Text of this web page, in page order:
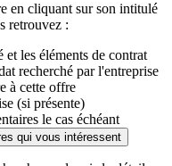
en cliquant sur son intitulé
retrouvez :
et les éléments de contrat
recherché par l'entreprise
à cette offre
(si présente)
le cas échéant
qui vous intéressent